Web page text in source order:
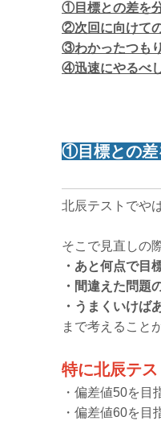
①目標との差を
②次回に向けて
③わかったつも
④迅速にやるべ
①目標との差
北辰テストでや
そこで見直しの
・あと何点で目
・間違えた問題
・うまくいけば
まで考えること
特に北辰テ
・偏差値50を目
・偏差値60を目